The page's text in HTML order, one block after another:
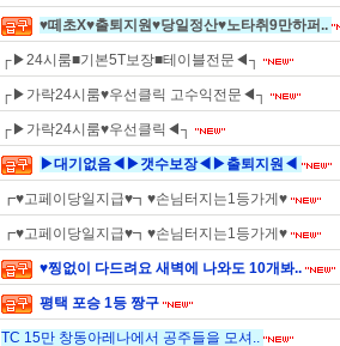
♥떼초X♥출퇴지원♥당일정산♥노타취9만하퍼..
┌▶24시룸■기본5T보장■테이블전문◀┐
┌▶가락24시룸♥우선클릭 고수익전문◀┐
┌▶가락24시룸♥우선클릭◀┐
▶대기없음◀▶갯수보장◀▶출퇴지원◀
┏♥고페이당일지급♥┓♥손님터지는1등가게♥
┏♥고페이당일지급♥┓♥손님터지는1등가게♥
♥찡없이 다드려요 새벽에 나와도 10개봐..
평택 포승 1등 짱구
TC 15만 창동아레나에서 공주들을 모셔..